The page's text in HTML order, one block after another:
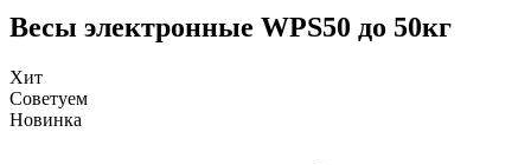
Весы электронные WPS50 до 50кг
Хит
Советуем
Новинка